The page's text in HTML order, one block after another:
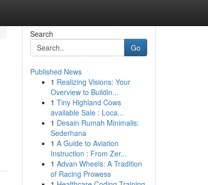
Search
Go
Published News
1 Realizing Visions: Your
Overview to Buildin...
1 Tiny Highland Cows
available Sale : Loca...
1 Desain Rumah Minimalis:
Sederhana
1 A Guide to Aviation
Instruction : From Zer...
1 Advan Wheels: A Tradition
of Racing Prowess